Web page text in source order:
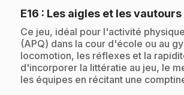
E16 : Les aigles et les vautours.
.Ce jeu, idéal pour l'activité
(APQ) dans la cour d'école ou au
locomotion, les réflexes et la
d'incorporer la littératie au jeu, le
les équipes en récitant une